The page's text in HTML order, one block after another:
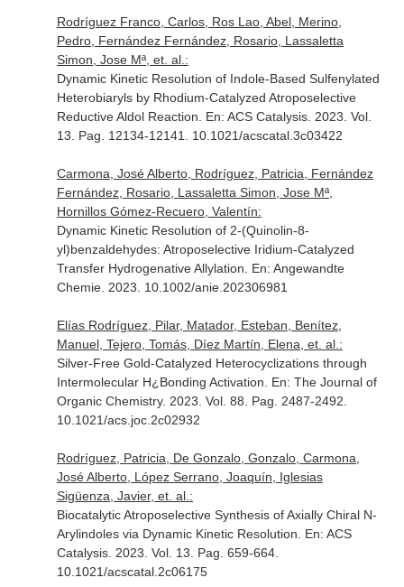
Rodríguez Franco, Carlos, Ros Lao, Abel, Merino,
Pedro, Fernández Fernández, Rosario, Lassaletta
Simon, Jose Mª, et. al.:
Dynamic Kinetic Resolution of Indole-Based Sulfenylated
Heterobiaryls by Rhodium-Catalyzed Atroposelective
Reductive Aldol Reaction. En: ACS Catalysis. 2023. Vol.
13. Pag. 12134-12141. 10.1021/acscatal.3c03422
Carmona, José Alberto, Rodríguez, Patricia, Fernández
Fernández, Rosario, Lassaletta Simon, Jose Mª,
Hornillos Gómez-Recuero, Valentín:
Dynamic Kinetic Resolution of 2-(Quinolin-8-
yl)benzaldehydes: Atroposelective Iridium-Catalyzed
Transfer Hydrogenative Allylation. En: Angewandte
Chemie. 2023. 10.1002/anie.202306981
Elías Rodríguez, Pilar, Matador, Esteban, Benítez,
Manuel, Tejero, Tomás, Díez Martín, Elena, et. al.:
Silver-Free Gold-Catalyzed Heterocyclizations through
Intermolecular H¿Bonding Activation. En: The Journal of
Organic Chemistry. 2023. Vol. 88. Pag. 2487-2492.
10.1021/acs.joc.2c02932
Rodríguez, Patricia, De Gonzalo, Gonzalo, Carmona,
José Alberto, López Serrano, Joaquín, Iglesias
Sigüenza, Javier, et. al.:
Biocatalytic Atroposelective Synthesis of Axially Chiral N-
Arylindoles via Dynamic Kinetic Resolution. En: ACS
Catalysis. 2023. Vol. 13. Pag. 659-664.
10.1021/acscatal.2c06175